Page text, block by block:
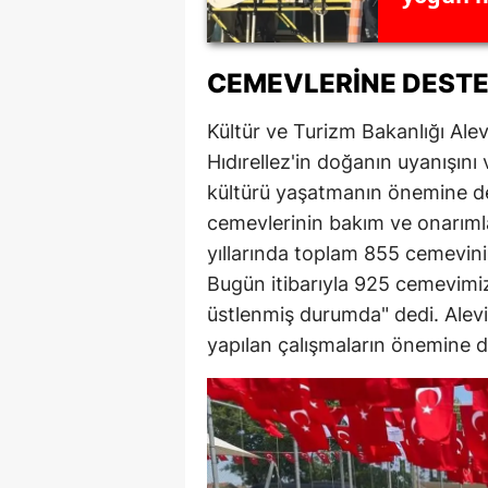
CEMEVLERINE
Kültür ve Turizm Bakanlığı
Hıdırellez'in doğanın
kültürü yaşatmanın önemine
cemevlerinin bakım ve
yıllarında toplam 855
Bugün itibarıyla 925
üstlenmiş durumda" dedi.
yapılan çalışmaların önemine